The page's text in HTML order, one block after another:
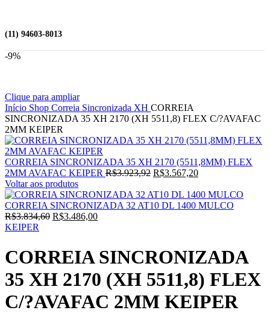
(11) 94603-8013
-9%
Clique para ampliar
Início Shop Correia Sincronizada XH CORREIA
SINCRONIZADA 35 XH 2170 (XH 5511,8) FLEX C/?AVAFAC
2MM KEIPER
CORREIA SINCRONIZADA 35 XH 2170 (5511,8MM) FLEX
2MM AVAFAC KEIPER R$3.923,92 O
original
era:
R$3.567,20O
atual
é:
Voltar aos produtos
CORREIA SINCRONIZADA 32 AT10 DL 1400 MULCO
R$3.834,60 O
era:
R$3.834,60.
R$3.486,00O
é:
R$3.486,00.
KEIPER
CORREIA SINCRONIZADA
35 XH 2170 (XH 5511,8) FLEX
C/?AVAFAC 2MM KEIPER